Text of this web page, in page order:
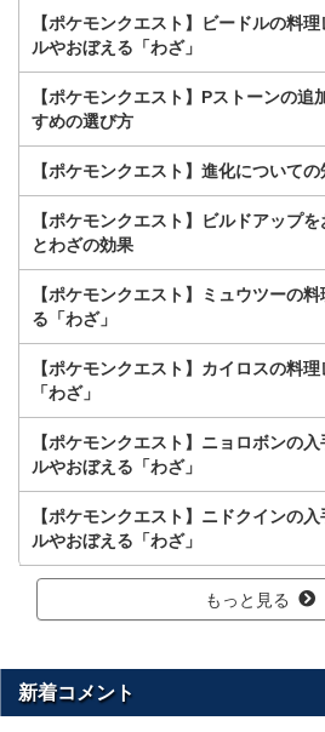
【ポケモンクエスト】ビードルの料
ルやおぼえる「わざ」
【ポケモンクエスト】Pストーンの追
すめの選び方
【ポケモンクエスト】進化についての
【ポケモンクエスト】ビルドアップ
とわざの効果
【ポケモンクエスト】ミュウツーの
る「わざ」
【ポケモンクエスト】カイロスの料
「わざ」
【ポケモンクエスト】ニョロボンの
ルやおぼえる「わざ」
【ポケモンクエスト】ニドクインの
ルやおぼえる「わざ」
もっと見る
新着コメント